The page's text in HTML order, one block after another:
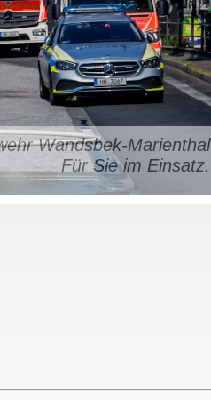
Wandsbek-Marienthal
Für Sie im Einsatz.